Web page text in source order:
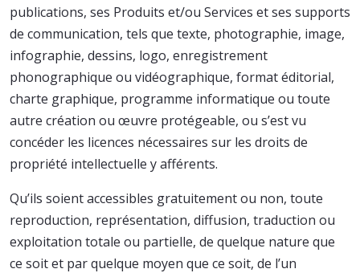
publications, ses Produits et/ou Services et ses supports
de communication, tels que texte, photographie, image,
infographie, dessins, logo, enregistrement
phonographique ou vidéographique, format éditorial,
charte graphique, programme informatique ou toute
autre création ou œuvre protégeable, ou s’est vu
concéder les licences nécessaires sur les droits de
propriété intellectuelle y afférents.
Qu’ils soient accessibles gratuitement ou non, toute
reproduction, représentation, diffusion, traduction ou
exploitation totale ou partielle, de quelque nature que
ce soit et par quelque moyen que ce soit, de l’un